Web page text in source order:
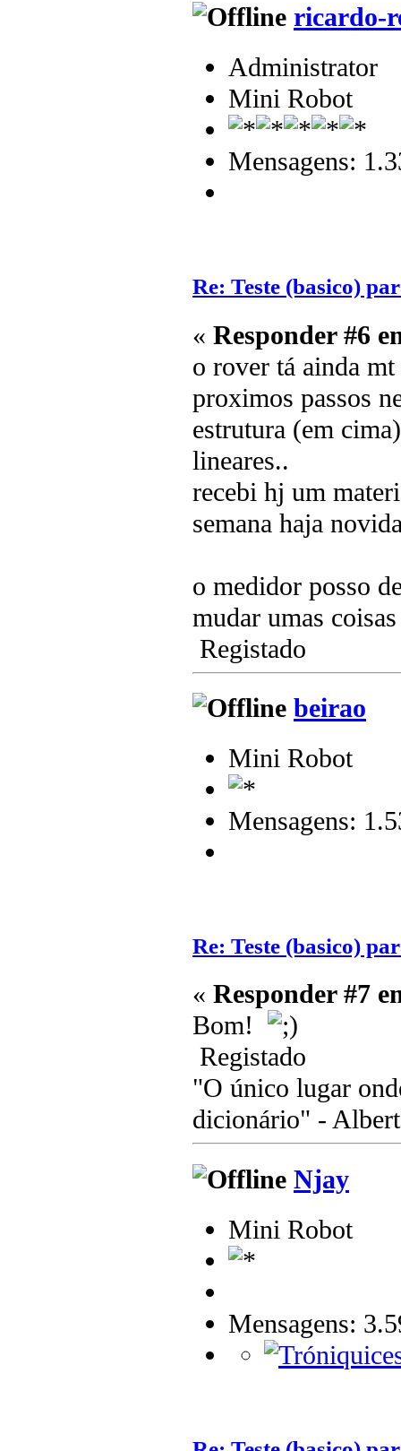
ricardo-
Administrator
Mini Robot
Mensagens:
Re: Teste (basico)
« Responder #6
o rover tá ainda
proximos passos
estrutura (em
lineares..
recebi hj um
semana haja
o medidor posso
mudar umas
Registado
beirao
Mini Robot
Mensagens:
Re: Teste (basico)
« Responder #7
Bom!
Registado
"O único lugar
dicionário" -
Njay
Mini Robot
Mensagens: